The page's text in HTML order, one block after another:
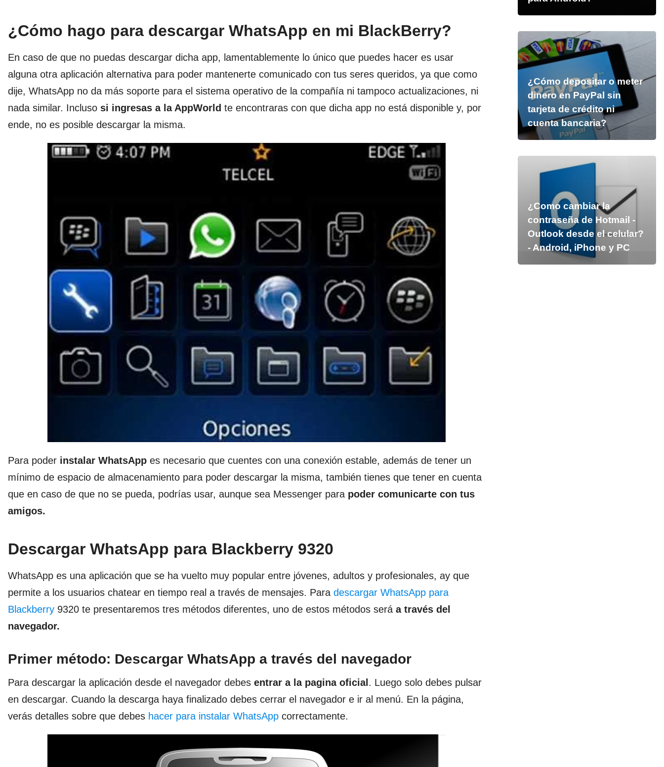
¿Cómo hago para descargar WhatsApp en mi BlackBerry?
En caso de que no puedas descargar dicha app, lamentablemente lo único que puedes hacer es usar
alguna otra aplicación alternativa para poder mantenerte comunicado con tus seres queridos, ya que como
dije, WhatsApp no da más soporte para el sistema operativo de la compañía ni tampoco actualizaciones, ni
nada similar. Incluso si ingresas a la AppWorld te encontraras con que dicha app no está disponible y, por
ende, no es posible descargar la misma.
Para poder instalar WhatsApp es necesario que cuentes con una conexión estable, además de tener un
mínimo de espacio de almacenamiento para poder descargar la misma, también tienes que tener en cuenta
que en caso de que no se pueda, podrías usar, aunque sea Messenger para poder comunicarte con tus
amigos.
Descargar WhatsApp para Blackberry 9320
WhatsApp es una aplicación que se ha vuelto muy popular entre jóvenes, adultos y profesionales, ay que
permite a los usuarios chatear en tiempo real a través de mensajes. Para descargar WhatsApp para
Blackberry 9320 te presentaremos tres métodos diferentes, uno de estos métodos será a través del
navegador.
Primer método: Descargar WhatsApp a través del navegador
Para descargar la aplicación desde el navegador debes entrar a la pagina oficial . Luego solo debes pulsar
en descargar. Cuando la descarga haya finalizado debes cerrar el navegador e ir al menú. En la página,
verás detalles sobre que debes hacer para instalar WhatsApp correctamente.
¿Cómo depositar o meter
dinero en PayPal sin
tarjeta de crédito ni
cuenta bancaria?
¿Como cambiar la
contraseña de Hotmail -
Outlook desde el celular?
- Android, iPhone y PC